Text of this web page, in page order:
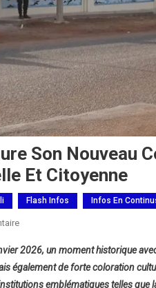
Son Nouveau
Et Citoyenne
Flash Infos Infos En
Sur
Koulouba
Inaugure
Son
2026, un moment historique
également de forte coloration
emblématiques telles que